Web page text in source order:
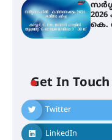
കെ.
Get In Touch
Twitter
LinkedIn